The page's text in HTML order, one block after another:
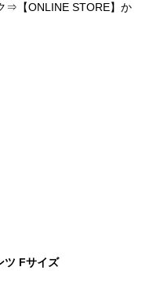
⇒【ONLINE STORE】か
ツ Fサイズ